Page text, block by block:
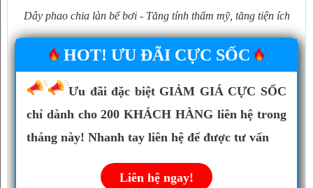
Dây phao chia làn bể bơi - Tăng tính thẩm mỹ, tăng tiện ích
HOT! ƯU ĐÃI CỰC SỐC
Ưu đãi đặc biệt GIẢM GIÁ CỰC SỐC
chỉ dành cho 200 KHÁCH HÀNG liên hệ trong
tháng này! Nhanh tay liên hệ để được tư vấn
Liên hệ ngay!